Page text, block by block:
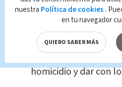
casquillos calibre 9
El caso continúa en
esclarecer las
homicidio y dar con
nuestra Política de cookies .
en tu navegador
QUIERO SABER MÁS